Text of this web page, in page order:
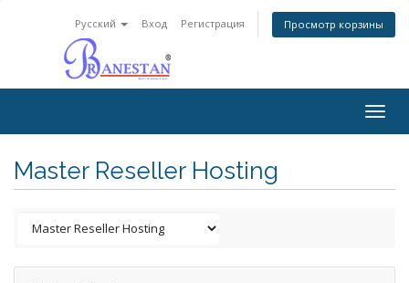
Русский Вход Регистрация Просмотр корзины
Master Reseller Hosting